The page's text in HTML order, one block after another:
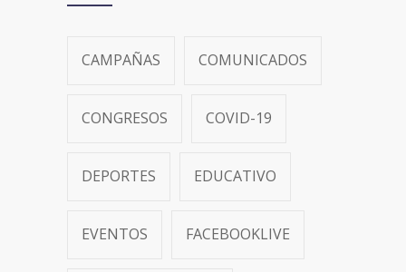
CAMPAÑAS COMUNICADOS
CONGRESOS COVID-19
DEPORTES EDUCATIVO
EVENTOS FACEBOOKLIVE